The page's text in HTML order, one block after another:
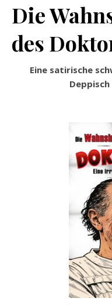
Die
des
Eine satirische